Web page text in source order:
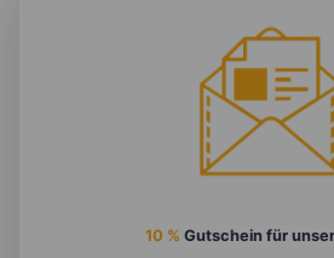
10 % Gutschein für